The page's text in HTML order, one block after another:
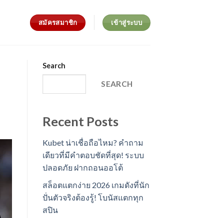
สมัครสมาชิก เข้าสู่ระบบ
Search
SEARCH
Recent Posts
Kubet น่าเชื่อถือไหม? คำถาม
เดียวที่มีคำตอบชัดที่สุด! ระบบ
ปลอดภัย ฝากถอนออโต้
สล็อตแตกง่าย 2026 เกมดังที่นัก
ปั่นตัวจริงต้องรู้! โบนัสแตกทุก
สปิน